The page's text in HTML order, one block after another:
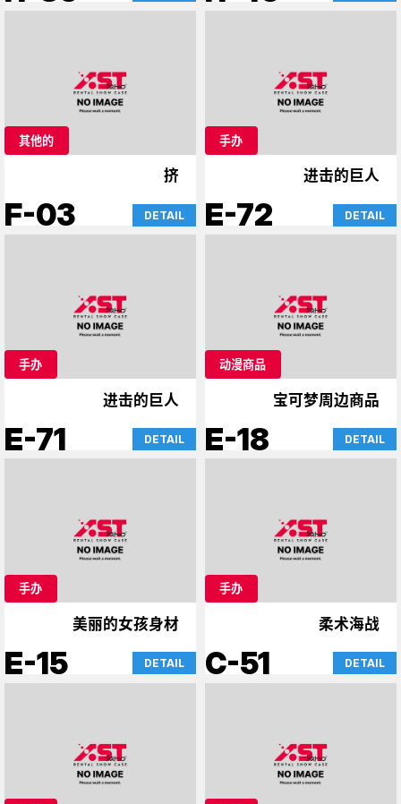
其他的
挤
F-03 DETAIL
手办
进击的巨人
E-72 DETAIL
手办
进击的巨人
E-71 DETAIL
动漫商品
宝可梦周边商品
E-18 DETAIL
手办
美丽的女孩身材
E-15 DETAIL
手办
柔术海战
C-51 DETAIL